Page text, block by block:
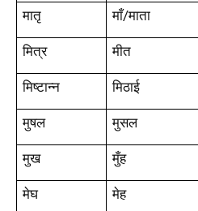
मातृ माँ/माता
मित्र मीत
मिष्टान्न मिठाई
मुषल मुसल
मुख मुँह
मेघ मेह